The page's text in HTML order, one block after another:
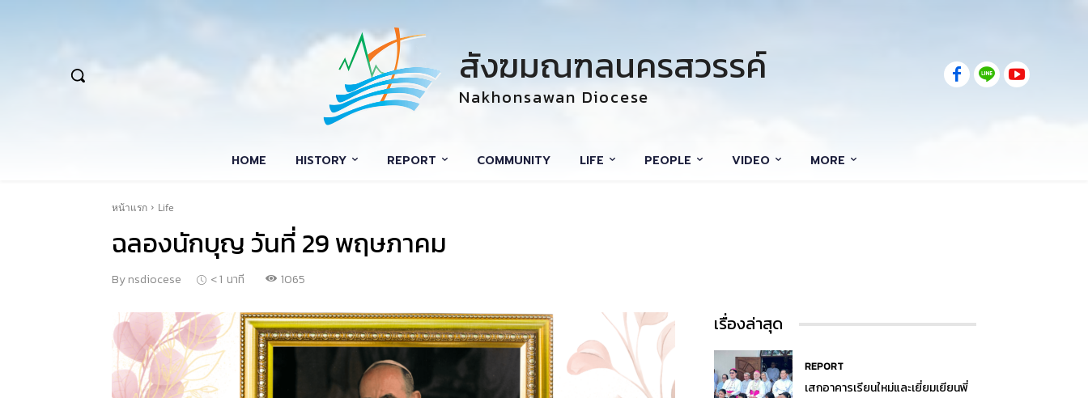
สังฆมณฑลนครสวรรค์
Nakhonsawan Diocese
HOME HISTORY REPORT COMMUNITY LIFE PEOPLE VIDEO MORE
หน้าแรก Life
ฉลองนักบุญ วันที่ 29 พฤษภาคม
Bynsdiocese < 1 นาที 1065
เรื่องล่าสุด
REPORT
เสกอาคารเรียนใหม่และเยี่ยมเยียนพี่